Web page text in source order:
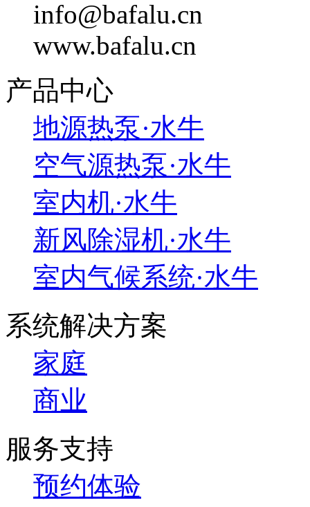
info@bafalu.cn
www.bafalu.cn
产品中心
地源热泵·水牛
空气源热泵·水牛
室内机·水牛
新风除湿机·水牛
室内气候系统·水牛
系统解决方案
家庭
商业
服务支持
预约体验